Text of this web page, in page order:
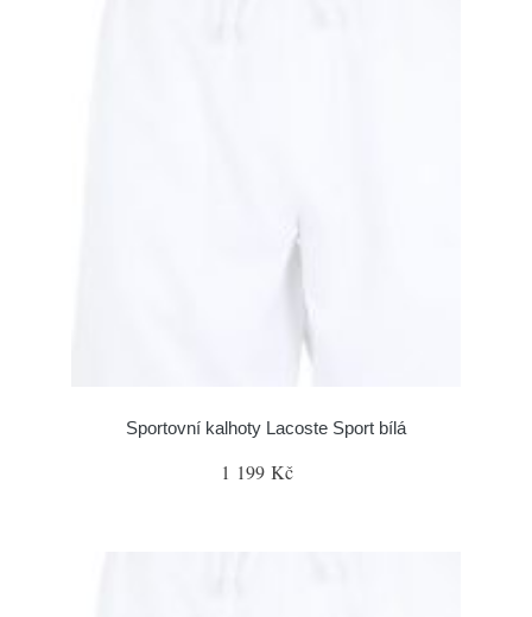
Sportovní kalhoty Lacoste Sport bílá
1 199 Kč